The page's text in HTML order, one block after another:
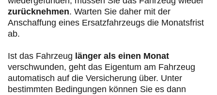
zurücknehmen. Warten Sie daher mit der
Anschaffung eines Ersatzfahrzeugs die Monatsfrist
ab.
Ist das Fahrzeug länger als einen Monat
verschwunden, geht das Eigentum am Fahrzeug
automatisch auf die Versicherung über. Unter
bestimmten Bedingungen können Sie es dann